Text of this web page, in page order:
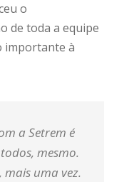
o
de toda a equipe
importante à
a Setrem é
mesmo.
uma vez.